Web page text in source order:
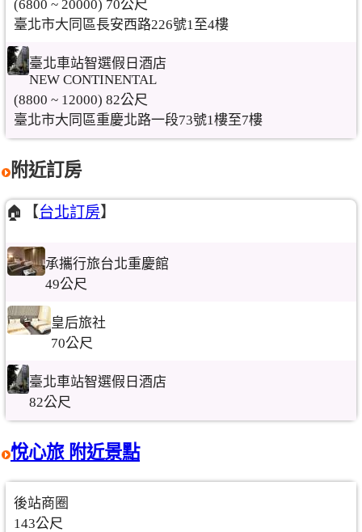
(6800 ~ 20000) 70公尺
臺北市大同區長安西路226號1至4樓
臺北車站智選假日酒店
NEW CONTINENTAL
(8800 ~ 12000) 82公尺
臺北市大同區重慶北路一段73號1樓至7樓
附近訂房
🏠【台北訂房】
承攜行旅台北重慶館
49公尺
皇后旅社
70公尺
臺北車站智選假日酒店
82公尺
悅心旅 附近景點
後站商圈
143公尺